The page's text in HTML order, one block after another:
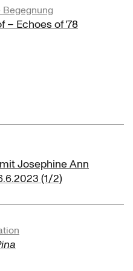
zum Durchbruch für die
prägende Gesicht und
in seinen frühen
Nicht nur ist Pina
heulen, zetern,
kann das verträumte
die kreischende
genauso wie
Abendgesellschaft. Vor
gibt nicht vor, jemand zu
Begegnung
– Echoes of '78
Josephine Ann
(1/2)